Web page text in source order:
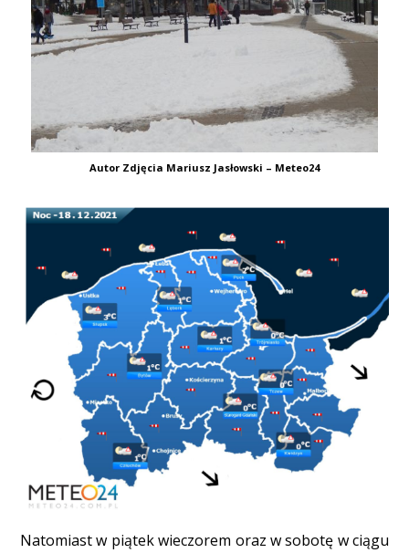
Autor Zdjęcia Mariusz Jasłowski – Meteo24
Natomiast w piątek wieczorem oraz w sobotę w ciągu